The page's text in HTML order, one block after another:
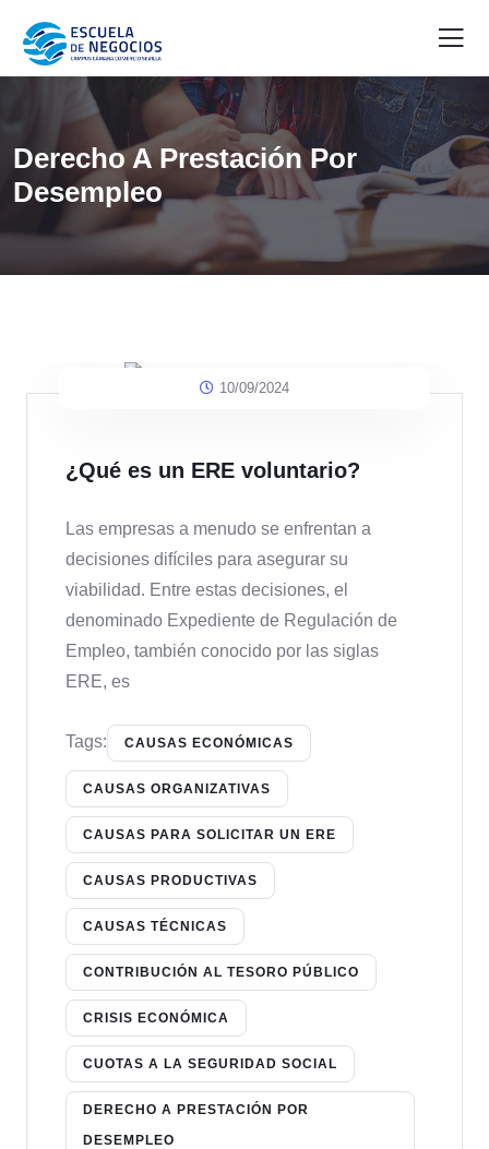
Derecho A Prestación Por
Desempleo
10/09/2024
¿Qué es un ERE voluntario?
Las empresas a menudo se enfrentan a
decisiones difíciles para asegurar su
viabilidad. Entre estas decisiones, el
denominado Expediente de Regulación de
Empleo, también conocido por las siglas
ERE, es
Tags: CAUSAS ECONÓMICAS
CAUSAS ORGANIZATIVAS
CAUSAS PARA SOLICITAR UN ERE
CAUSAS PRODUCTIVAS
CAUSAS TÉCNICAS
CONTRIBUCIÓN AL TESORO PÚBLICO
CRISIS ECONÓMICA
CUOTAS A LA SEGURIDAD SOCIAL
DERECHO A PRESTACIÓN POR
DESEMPLEO